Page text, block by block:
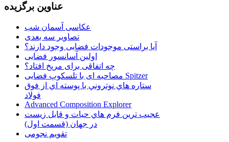
عناوین برگزیده
عکاسی آسمان شب
تصاویر سه بعدی
آیا براستی موجودات فضایی وجود دارند؟
اولین آسانسور فضایی
چه اتفاقی برای مریخ افتاد؟
مصاحبه ای با تلسکوپ فضایی Spitzer
ستاره هاي نوتروني با پوسته اي از فوق
فولاد
Advanced Composition Explorer
عجیب ترین فرم هاي حيات و قابل زيست
در جهان (قسمت اول)
تقویم نجومی